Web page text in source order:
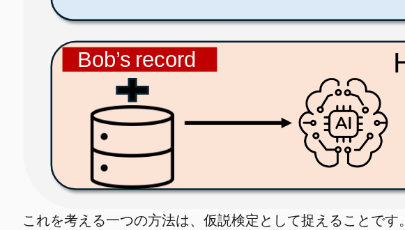
これを考える一つの方法は、仮説検定として捉えることです。